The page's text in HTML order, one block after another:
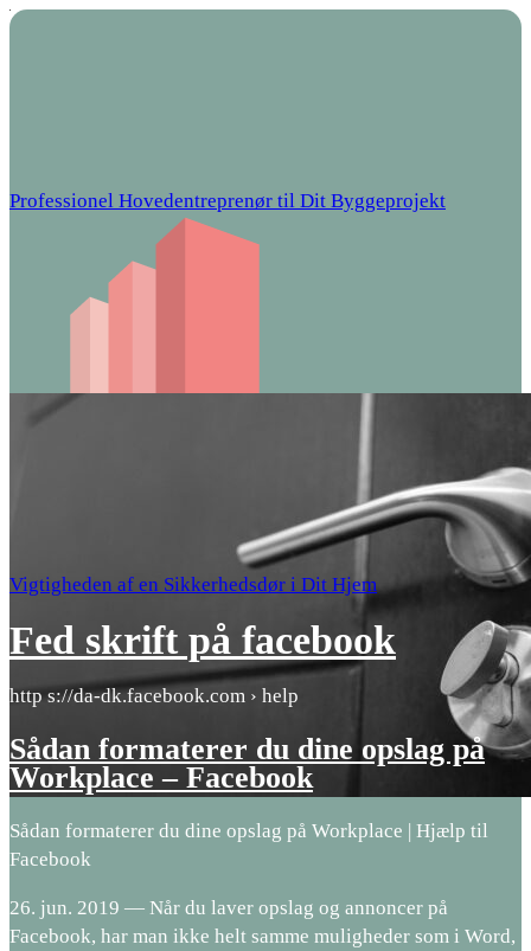
Professionel Hovedentreprenør til Dit Byggeprojekt
Vigtigheden af en Sikkerhedsdør i Dit Hjem
Fed skrift på facebook
http s://da-dk.facebook.com › help
Sådan formaterer du dine opslag på
Workplace – Facebook
Sådan formaterer du dine opslag på Workplace | Hjælp til
Facebook
26. jun. 2019 — Når du laver opslag og annoncer på
Facebook, har man ikke helt samme muligheder som i Word,